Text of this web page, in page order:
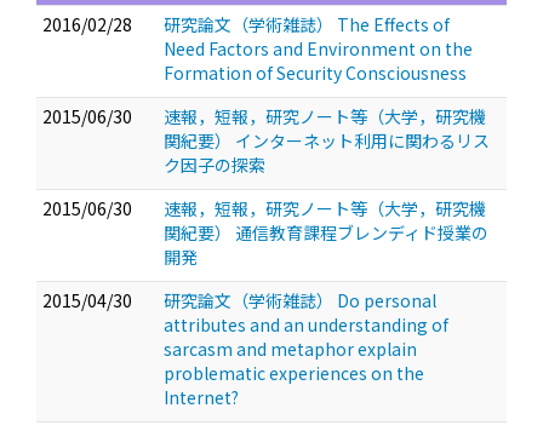
2016/02/28
研究論文（学術雑誌） The Effects of
Need Factors and Environment on the
Formation of Security Consciousness
2015/06/30
速報，短報，研究ノート等（大学，研究機
関紀要） インターネット利用に関わるリス
ク因子の探索
2015/06/30
速報，短報，研究ノート等（大学，研究機
関紀要） 通信教育課程ブレンディド授業の
開発
2015/04/30
研究論文（学術雑誌） Do personal
attributes and an understanding of
sarcasm and metaphor explain
problematic experiences on the
Internet?